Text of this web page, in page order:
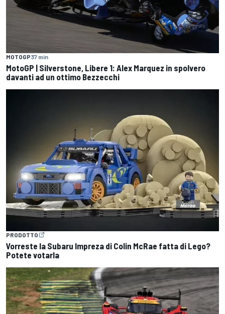
MOTOGP37 min
MotoGP | Silverstone, Libere 1: Alex Marquez in spolvero
davanti ad un ottimo Bezzecchi
PRODOTTO
Vorreste la Subaru Impreza di Colin McRae fatta di Lego?
Potete votarla